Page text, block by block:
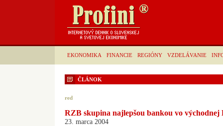
EKONOMIKA FINANCIE REGIÓNY VZDELÁVANIE
ČLÁNOK
red
RZB skupina najlepšou bankou vo
23. marca 2004